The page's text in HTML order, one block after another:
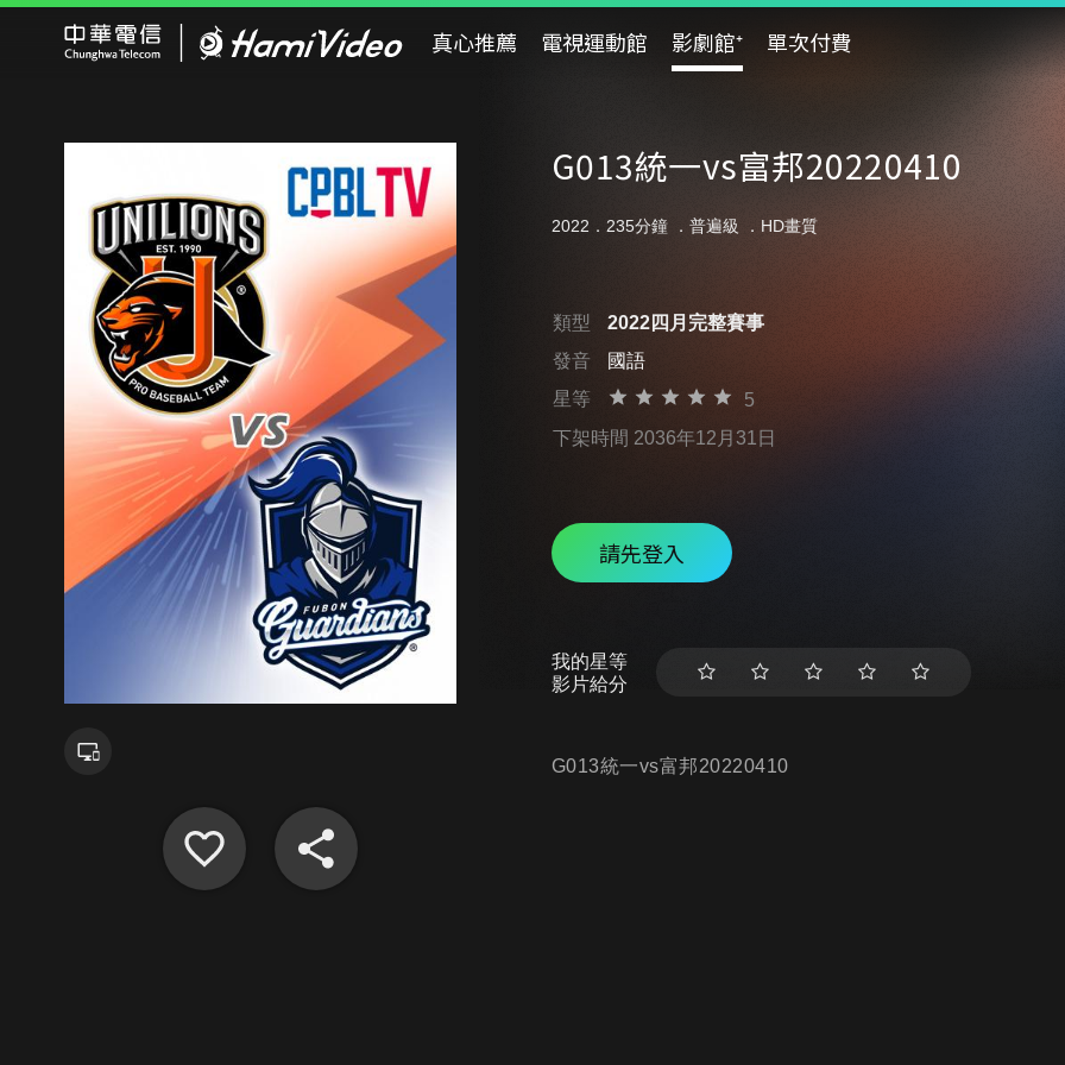
真心推薦 電視運動館 影劇館⁺ 單次付費
G013統一vs富邦20220410
2022．235分鐘 ． 普遍級 ．HD畫質
類型
2022四月完整賽事
發音
國語
星等
5
下架時間 2036年12月31日
請先登入
我的星等
影片給分
G013統一vs富邦20220410